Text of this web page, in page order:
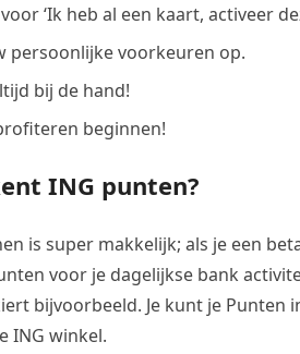
‘Ik heb al een kaart, activeer
persoonlijke voorkeuren op.
bij de hand!
beginnen!
ING punten?
is super makkelijk; als je een
voor je dagelijkse bank
bijvoorbeeld. Je kunt je Punten
ING winkel.